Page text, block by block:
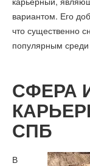
вариантом. Его
что существенно
популярным
СФЕРА
СПБ
В